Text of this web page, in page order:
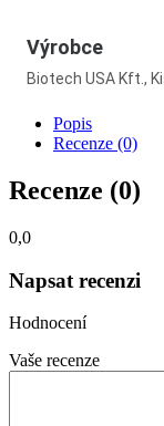
Výrobce
Biotech USA Kft.,
Popis
Recenze (0)
Recenze (0)
0,0
Napsat recenzi
Hodnocení
Vaše recenze